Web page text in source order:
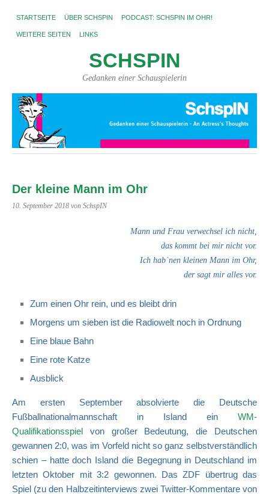
STARTSEITE ÜBER SCHSPIN PODCAST: SCHSPIN IM OHR!
WEITERE SEITEN LINKS
SCHSPIN
Gedanken einer Schauspielerin
Der kleine Mann im Ohr
10. September 2018 von SchspIN
Mann und Frau verwechsel ich nicht,
das kommt bei mir nicht vor.
Ich hab`nen kleinen Mann im Ohr,
der sagt mir alles vor.
Zum einen Ohr rein, und es bleibt drin
Morgens um sieben ist die Radiowelt noch in Ordnung
Eine blaue Bahn
Eine rote Katze
Ausblick
Am ersten September absolvierte die Deutsche
Fußballnationalmannschaft in Island ein WM-
Qualifikationsspiel von großer Bedeutung, die Deutschen
gewannen 2:0, was im Vorfeld nicht so ganz selbstverständlich
schien – hatte doch Island die Begegnung in Deutschland im
letzten Oktober mit 3:2 gewonnen. Das ZDF übertrug das
Spiel (zu den Halbzeitinterviews zwei Twitter-Kommentare von